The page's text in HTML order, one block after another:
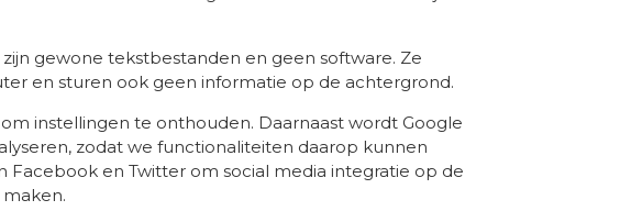
gewone tekstbestanden en geen software. Ze
en sturen ook geen informatie op de achtergrond.
instellingen te onthouden. Daarnaast wordt Google
zodat we functionaliteiten daarop kunnen
Facebook en Twitter om social media integratie op de